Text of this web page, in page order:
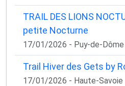
TRAIL DES LIONS
petite Nocturne
17/01/2026 - Puy-de-Dôme
Trail Hiver des Gets by
17/01/2026 - Haute-Savoie